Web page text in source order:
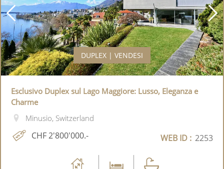
DUPLEX | VENDESI
Esclusivo Duplex sul Lago Maggiore: Lusso, Eleganza e
Charme
Minusio, Switzerland
CHF 2'800'000.- WEB ID : 2253